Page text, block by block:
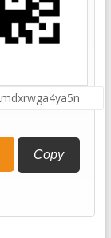
Copy